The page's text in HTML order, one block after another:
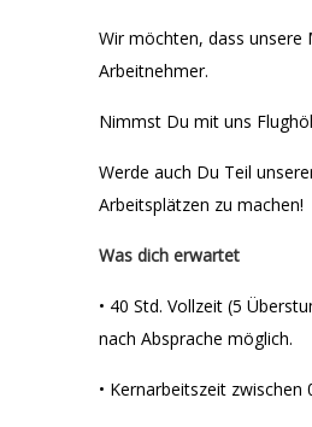
Wir möchten, dass unsere
Arbeitnehmer.
Nimmst Du mit uns
Werde auch Du Teil
Arbeitsplätzen zu machen!
Was dich erwartet
• 40 Std. Vollzeit (5
nach Absprache möglich.
• Kernarbeitszeit